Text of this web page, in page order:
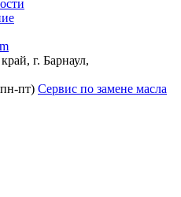
г. Барнаул,
пт) Сервис по замене масла